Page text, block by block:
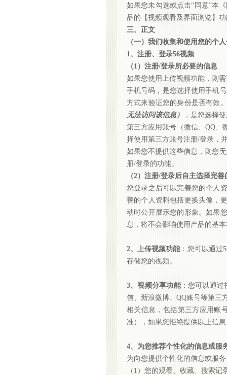
如果您未勾选或点击“同意”本
品的【视频观看及界面浏览】
三、正文
（一）我们收集和使用您的个
1、注册、登录56视频
（1）注册/登录所必要的信息
如果您使用上传视频功能，则
手机号码 ，是您选择使用手机
方式来验证您的身份是否有效。
无法访问该信息）
，是您选择
第三方应用账号（微信、 QQ、
择使用第三方账号注册/登录，
如果您不提供这些信息，则您
册/登录的功能。
（2）注册/登录后自主选择完善
您登录之后可以完善您的个人
善的个人资料包括更换头像，
动时公开展示您的形象。如果
息，将不会影响使用产品的基
2、上传视频功能：您可以通过
存储您的视频。
3、视频分享功能：您可以通过
信、新浪微博、QQ账号等第三
相关信息，包括第三方应用账
准）， 如果您拒绝提供以上信
4、为您推荐个性化的信息或服
为向您提供个性化的信息或服
（ 1）您的观看、收藏、搜索记